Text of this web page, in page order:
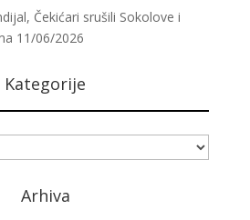
Čekićari srušili Sokolove i
11/06/2026
Kategorije
Arhiva